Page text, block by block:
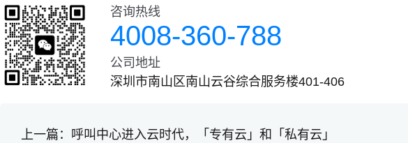
咨询热线
4008-360-788
公司地址
深圳市南山区南山云谷综合服务楼401-406
上一篇： 呼叫中心进入云时代，「专有云」和「私有云」